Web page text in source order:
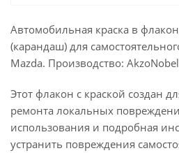
Автомобильная краска в
(карандаш) для
Mazda. Производство:
Этот флакон с краской создан
ремонта локальных
использования и подробная
устранить повреждения